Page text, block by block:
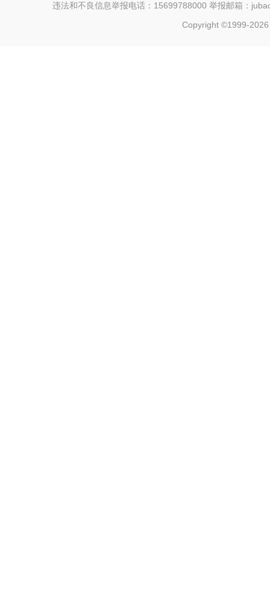
违法和不良信息举报电话：15699788000 举报邮箱：
Copyright ©1999-